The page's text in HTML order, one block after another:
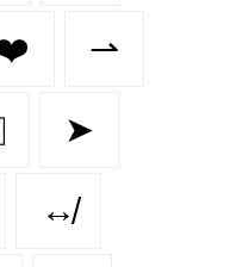
⇀
➤
↮